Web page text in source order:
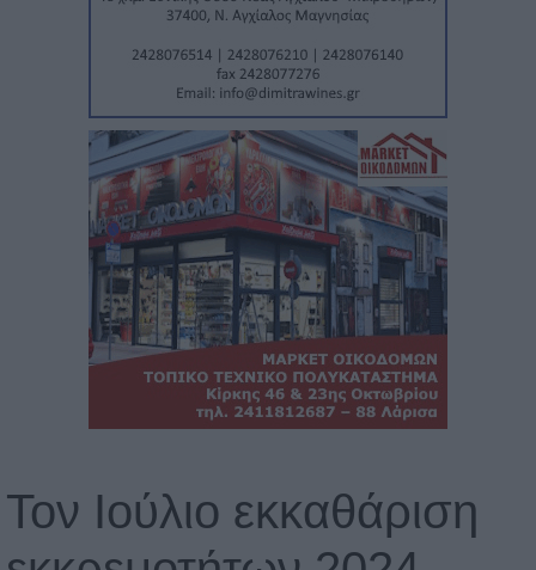
Τον Ιούλιο εκκαθάριση